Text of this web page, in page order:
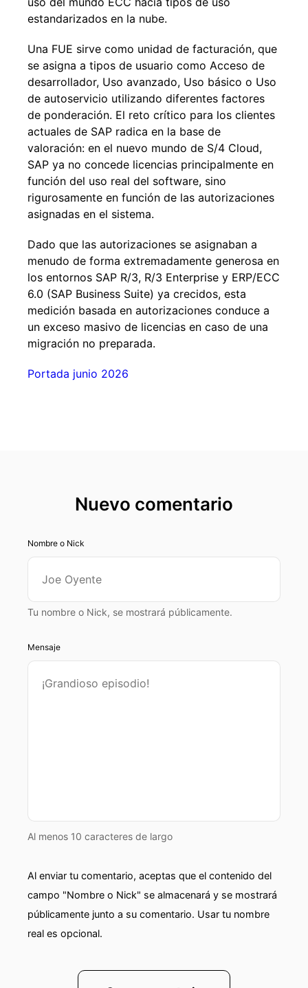
estandarizados en la nube.
Una FUE sirve como unidad de facturación, que
se asigna a tipos de usuario como Acceso de
desarrollador, Uso avanzado, Uso básico o Uso
de autoservicio utilizando diferentes factores
de ponderación. El reto crítico para los clientes
actuales de SAP radica en la base de
valoración: en el nuevo mundo de S/4 Cloud,
SAP ya no concede licencias principalmente en
función del uso real del software, sino
rigurosamente en función de las autorizaciones
asignadas en el sistema.
Dado que las autorizaciones se asignaban a
menudo de forma extremadamente generosa en
los entornos SAP R/3, R/3 Enterprise y ERP/ECC
6.0 (SAP Business Suite) ya crecidos, esta
medición basada en autorizaciones conduce a
un exceso masivo de licencias en caso de una
migración no preparada.
Portada junio 2026
Nuevo comentario
Nombre o Nick
Tu nombre o Nick, se mostrará públicamente.
Mensaje
Al menos 10 caracteres de largo
Al enviar tu comentario, aceptas que el contenido del
campo "Nombre o Nick" se almacenará y se mostrará
públicamente junto a su comentario. Usar tu nombre
real es opcional.